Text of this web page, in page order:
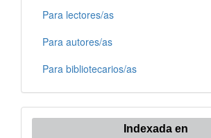
Para lectores/as
Para autores/as
Para bibliotecarios/as
Indexada en